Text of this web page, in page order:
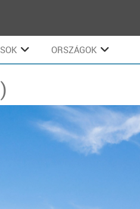
ORSZÁGOK